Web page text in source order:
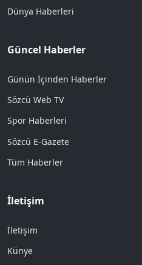
Dünya Haberleri
Güncel Haberler
Günün İçinden Haberler
Sözcü Web TV
Spor Haberleri
Sözcü E-Gazete
Tüm Haberler
İletişim
İletişim
Künye